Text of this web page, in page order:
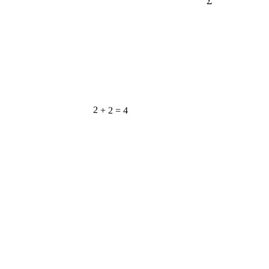
2 + 2 = 4